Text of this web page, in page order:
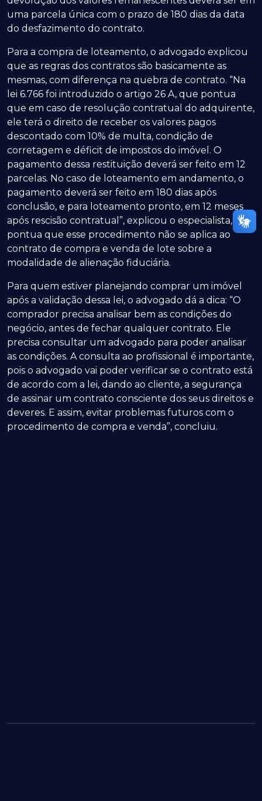
uma parcela única com o prazo de 180 dias da data
do desfazimento do contrato.
Para a compra de loteamento, o advogado explicou
que as regras dos contratos são basicamente as
mesmas, com diferença na quebra de contrato. “Na
lei 6.766 foi introduzido o artigo 26 A, que pontua
que em caso de resolução contratual do adquirente,
ele terá o direito de receber os valores pagos
descontado com 10% de multa, condição de
corretagem e déficit de impostos do imóvel. O
pagamento dessa restituição deverá ser feito em 12
parcelas. No caso de loteamento em andamento, o
pagamento deverá ser feito em 180 dias após
conclusão, e para loteamento pronto, em 12 meses
após rescisão contratual”, explicou o especialista, que
pontua que esse procedimento não se aplica ao
contrato de compra e venda de lote sobre a
modalidade de alienação fiduciária.
Para quem estiver planejando comprar um imóvel
após a validação dessa lei, o advogado dá a dica: “O
comprador precisa analisar bem as condições do
negócio, antes de fechar qualquer contrato. Ele
precisa consultar um advogado para poder analisar
as condições. A consulta ao profissional é importante,
pois o advogado vai poder verificar se o contrato está
de acordo com a lei, dando ao cliente, a segurança
de assinar um contrato consciente dos seus direitos e
deveres. E assim, evitar problemas futuros com o
procedimento de compra e venda”, concluiu.